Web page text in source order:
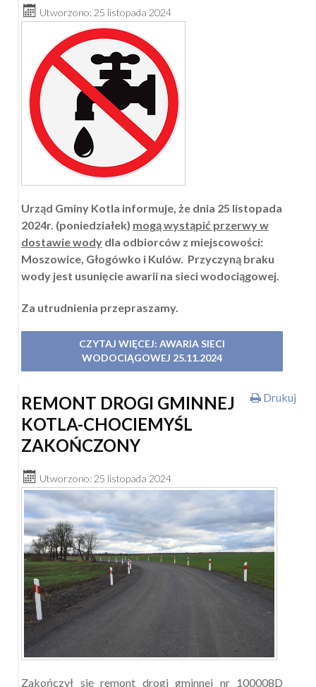
Utworzono: 25 listopada 2024
Urząd Gminy Kotla informuje, że dnia 25 listopada
2024r. (poniedziałek) mogą wystąpić przerwy w
dostawie wody dla odbiorców z miejscowości:
Moszowice, Głogówko i Kulów. Przyczyną braku
wody jest usunięcie awarii na sieci wodociągowej.
Za utrudnienia przepraszamy.
CZYTAJ WIĘCEJ: AWARIA SIECI
WODOCIĄGOWEJ 25.11.2024
REMONT DROGI GMINNEJ
KOTLA-CHOCIEMYŚL
ZAKOŃCZONY
Utworzono: 25 listopada 2024
Drukuj
Zakończył się remont drogi gminnej nr 100008D